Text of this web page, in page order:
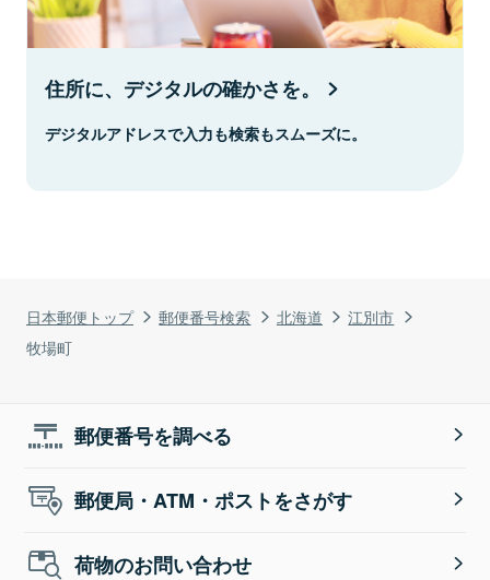
日本郵便トップ 郵便番号検索 北海道
江別市
牧場町
住所に、デジタルの確かさを。
デジタルアドレスで入力も検索もスムーズに。
郵便番号を調べる
郵便局・ATM・ポストをさがす
荷物のお問い合わせ